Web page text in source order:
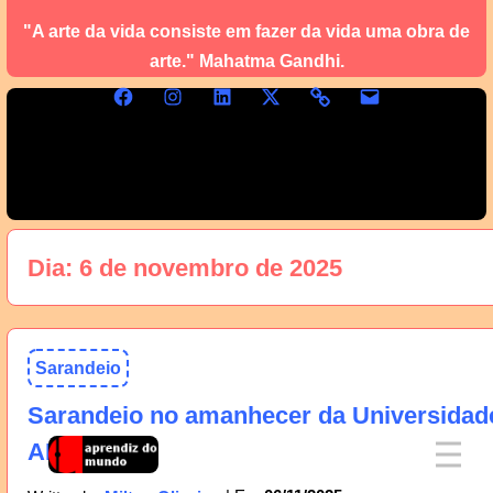
"A arte da vida consiste em fazer da vida uma obra de
arte." Mahatma Gandhi.
Dia: 6 de novembro de 2025
Sarandeio
Sarandeio no amanhecer da
AM, 07/11